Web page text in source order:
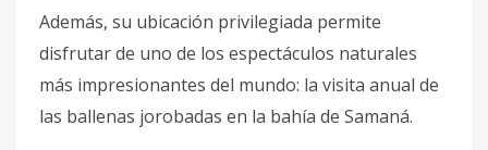
Además, su ubicación privilegiada permite
disfrutar de uno de los espectáculos naturales
más impresionantes del mundo: la visita anual de
las ballenas jorobadas en la bahía de Samaná.